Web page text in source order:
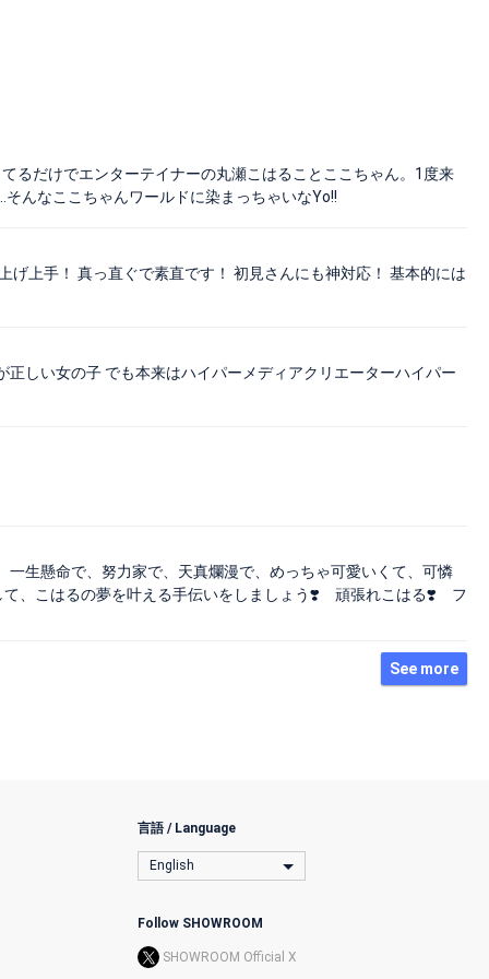
るだけでエンターテイナーの丸瀬こはることここちゃん。1度来
んなここちゃんワールドに染まっちゃいなYo!!
げ上手！ 真っ直ぐで素直です！ 初見さんにも神対応！ 基本的には
しい女の子 でも本来はハイパーメディアクリエーターハイパー
生懸命で、努力家で、天真爛漫で、めっちゃ可愛いくて、可憐
て、こはるの夢を叶える手伝いをしましょう❣️ 頑張れこはる❣️ フ
See more
言語 / Language
English
Follow SHOWROOM
SHOWROOM Official X